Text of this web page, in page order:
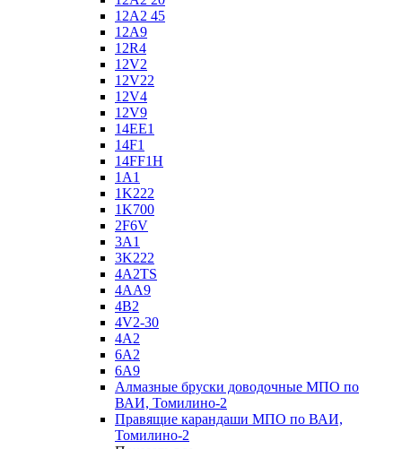
12A2 45
12A9
12R4
12V2
12V22
12V4
12V9
14EE1
14F1
14FF1H
1A1
1K222
1K700
2F6V
3A1
3K222
4A2TS
4AA9
4B2
4V2-30
4А2
6A2
6A9
Алмазные бруски доводочные МПО по
ВАИ, Томилино-2
Правящие карандаши МПО по ВАИ,
Томилино-2